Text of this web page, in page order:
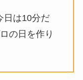
日は10分だ
の日を作り